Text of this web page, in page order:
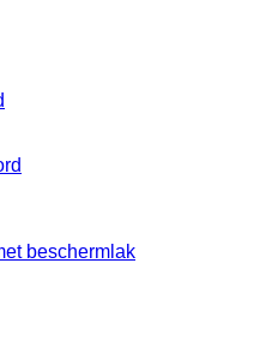
beschermlak